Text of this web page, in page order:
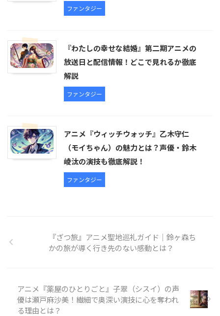
ファンタジー
『わたしの幸せな結婚』第二期アニメの
放送日と配信情報！どこで見れるか徹底
解説
ファンタジー
アニメ『ウィッチウォッチ』乙木守仁
（モイちゃん）の魅力とは？声優・鈴木
崚汰の演技も徹底解説！
ファンタジー
『ざつ旅』アニメ聖地巡礼ガイド｜鈴ヶ森ち
かの旅が導く行き先のない感動とは？
アニメ『薬屋のひとりごと』子翠（シスイ）の声
優は瀬戸麻沙美！繊細で奥深い演技に心を奪われ
る理由とは？